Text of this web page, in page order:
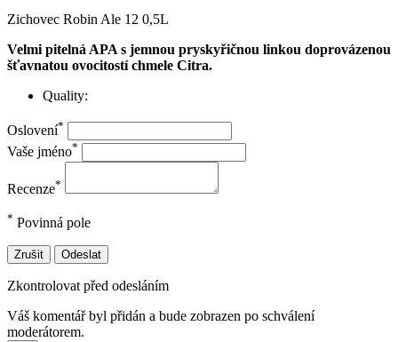
Zichovec Robin Ale 12 0,5L
Velmi pitelná APA s jemnou pryskyřičnou linkou doprovázenou
šťavnatou ovocitostí chmele Citra.
Quality:
Oslovení*
Vaše jméno*
Recenze*
* Povinná pole
Zrušit Odeslat
Zkontrolovat před odesláním
Váš komentář byl přidán a bude zobrazen po schválení
moderátorem.